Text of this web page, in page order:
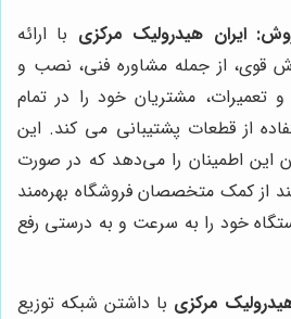
ایران هیدرولیک مرکزی با ارائه
قوی، از جمله مشاوره فنی، نصب و
و تعمیرات، مشتریان خود را در تمام
از قطعات پشتیبانی می کند. این
این اطمینان را می‌دهد که در صورت
از کمک متخصصان فروشگاه بهره‌مند
خود را به سرعت و به درستی رفع
مرکزی با داشتن شبکه توزیع